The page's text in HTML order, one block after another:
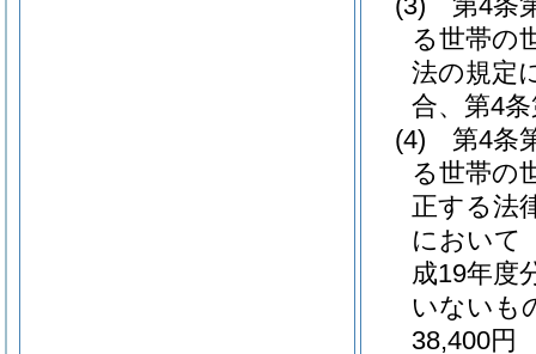
る世帯の
法の規定
合、第4
(4)
第4条
る世帯の
正する法
において
成19年度
いないも
38,400円